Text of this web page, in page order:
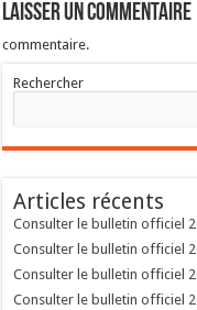
Laisser un commentaire
commentaire.
Rechercher
Articles récents
Consulter le bulletin officiel
Consulter le bulletin officiel
Consulter le bulletin officiel
Consulter le bulletin officiel